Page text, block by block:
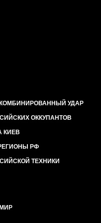
УДАР
ОККУПАНТОВ
КИЕВ
РФ
ТЕХНИКИ